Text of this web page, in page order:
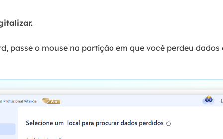
passe o mouse na partição em que você perdeu